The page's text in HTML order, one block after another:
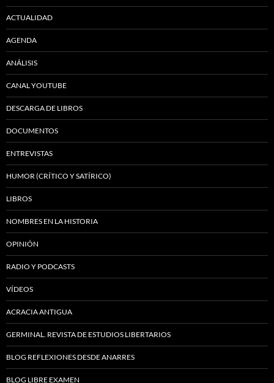
ACTUALIDAD
AGENDA
ANÁLISIS
CANAL YOUTUBE
DESCARGA DE LIBROS
DOCUMENTOS
ENTREVISTAS
HUMOR (CRÍTICO Y SATÍRICO)
LIBROS
NOMBRES EN LA HISTORIA
OPINIÓN
RADIO Y PODCASTS
VÍDEOS
ACRACIA ANTIGUA
GERMINAL. REVISTA DE ESTUDIOS LIBERTARIOS
BLOG REFLEXIONES DESDE ANARRES
BLOG LIBRE EXAMEN